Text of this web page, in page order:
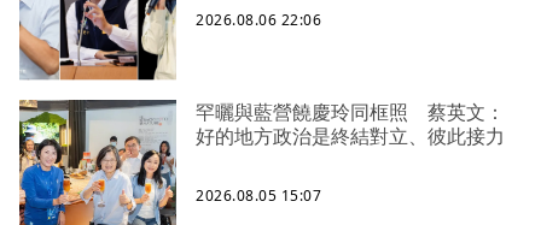
2026.08.06 22:06
罕曬與藍營饒慶玲同框照 蔡英文：
好的地方政治是終結對立、彼此接力
2026.08.05 15:07